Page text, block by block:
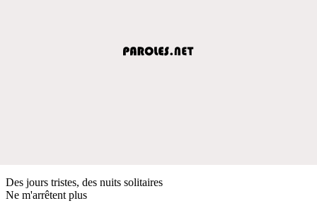
Des jours tristes, des nuits solitaires
Ne m'arrêtent plus